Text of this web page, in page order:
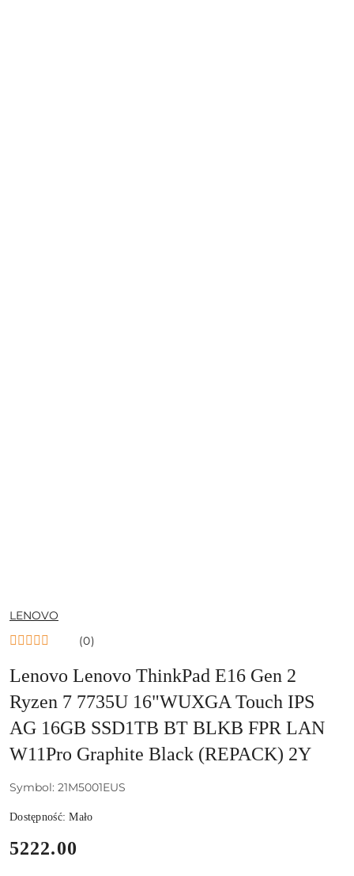
NAZWA
PRODUCENTA:
LENOVO
(0)
Lenovo Lenovo ThinkPad E16 Gen 2
Ryzen 7 7735U 16"WUXGA Touch IPS
AG 16GB SSD1TB BT BLKB FPR LAN
W11Pro Graphite Black (REPACK) 2Y
Symbol: 21M5001EUS
Dostępność:Mało
cena:
5222.00